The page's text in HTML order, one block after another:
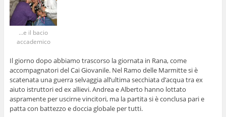
…e il bacio
accademico
Il giorno dopo abbiamo trascorso la giornata in Rana, come
accompagnatori del Cai Giovanile. Nel Ramo delle Marmitte si è
scatenata una guerra selvaggia all’ultima secchiata d’acqua tra ex
aiuto istruttori ed ex allievi. Andrea e Alberto hanno lottato
aspramente per uscirne vincitori, ma la partita si è conclusa pari e
patta con battezzo e doccia globale per tutti.